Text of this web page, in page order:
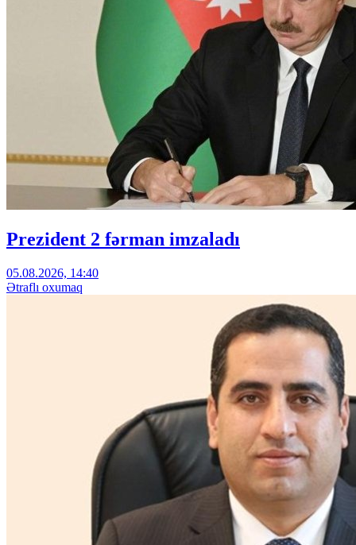
Prezident 2 fərman imzaladı
05.08.2026, 14:40
Ətraflı oxumaq